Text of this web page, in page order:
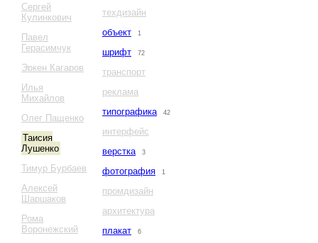
Сергей
Кулинкович
Павел
Герасимчук
Эркен Кагаров
Илья
Михайлов
Олег Пащенко
Таисия
Лушенко
Тимур Бурбаев
Алексей
Шаршаков
Рома
Воронежский
техдизайн
объект
1
шрифт 72
транспорт
реклама
типографика
42
интерфейс
верстка
3
фотография 1
промдизайн
архитектура
плакат
6